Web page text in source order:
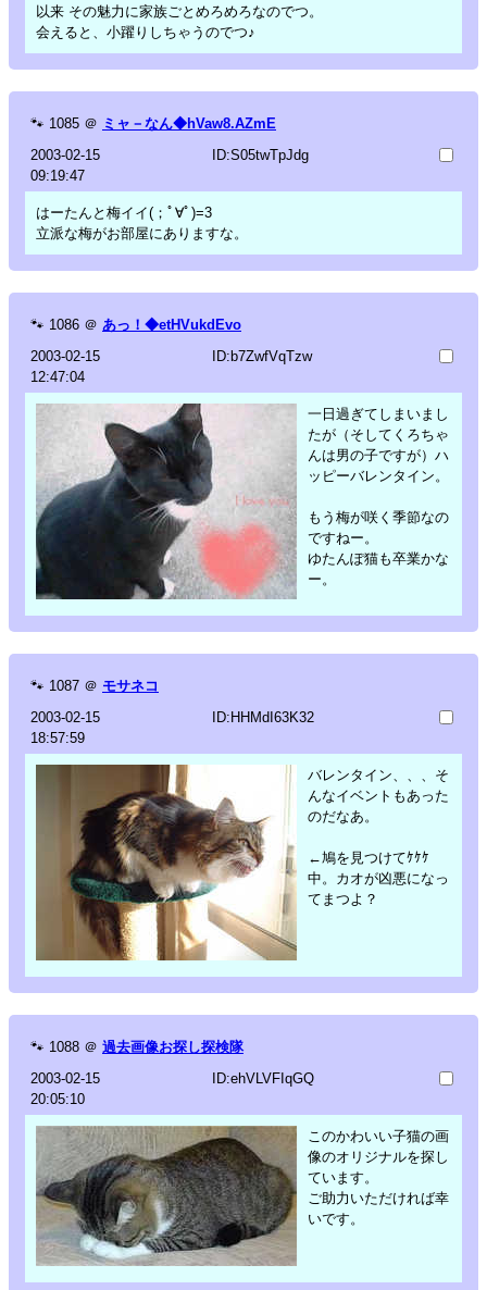
以来 その魅力に家族ごとめろめろなのでつ。
会えると、小躍りしちゃうのでつ♪
🐾 1085 ＠ ミャ－なん◆hVaw8.AZmE
2003-02-15
09:19:47
ID:S05twTpJdg
はーたんと梅イイ(；ﾟ∀ﾟ)=3
立派な梅がお部屋にありますな。
🐾 1086 ＠ あっ！◆etHVukdEvo
2003-02-15
12:47:04
ID:b7ZwfVqTzw
一日過ぎてしまいまし
たが（そしてくろちゃ
んは男の子ですが）ハ
ッピーバレンタイン。
もう梅が咲く季節なの
ですねー。
ゆたんぽ猫も卒業かな
ー。
🐾 1087 ＠ モサネコ
2003-02-15
18:57:59
ID:HHMdI63K32
バレンタイン、、、そ
んなイベントもあった
のだなあ。
←鳩を見つけてｹｹｹ
中。カオが凶悪になっ
てまつよ？
🐾 1088 ＠ 過去画像お探し探検隊
2003-02-15
20:05:10
ID:ehVLVFIqGQ
このかわいい子猫の画
像のオリジナルを探し
ています。
ご助力いただければ幸
いです。